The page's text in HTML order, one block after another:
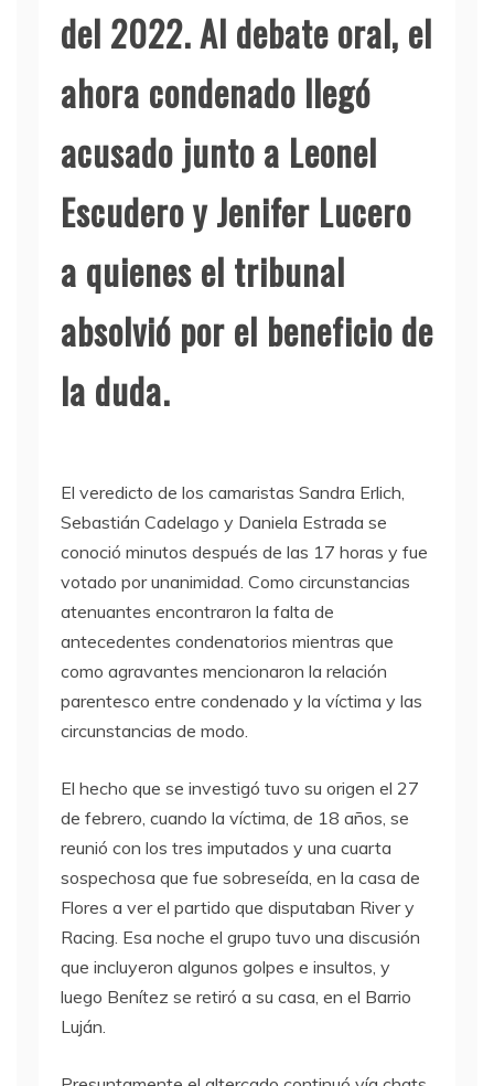
del 2022. Al debate oral, el
ahora condenado llegó
acusado junto a Leonel
Escudero y Jenifer Lucero
a quienes el tribunal
absolvió por el beneficio de
la duda.
El veredicto de los camaristas Sandra Erlich,
Sebastián Cadelago y Daniela Estrada se
conoció minutos después de las 17 horas y fue
votado por unanimidad. Como circunstancias
atenuantes encontraron la falta de
antecedentes condenatorios mientras que
como agravantes mencionaron la relación
parentesco entre condenado y la víctima y las
circunstancias de modo.
El hecho que se investigó tuvo su origen el 27
de febrero, cuando la víctima, de 18 años, se
reunió con los tres imputados y una cuarta
sospechosa que fue sobreseída, en la casa de
Flores a ver el partido que disputaban River y
Racing. Esa noche el grupo tuvo una discusión
que incluyeron algunos golpes e insultos, y
luego Benítez se retiró a su casa, en el Barrio
Luján.